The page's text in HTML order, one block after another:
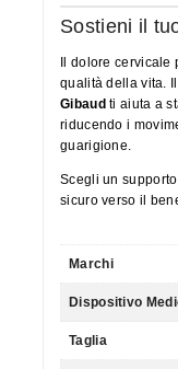
Sostieni il
Il dolore cervicale
qualità della vita. Il
Gibaudti aiuta a
riducendo i
guarigione.
Scegli un
sicuro verso il
Marchi
Dispositivo
Taglia